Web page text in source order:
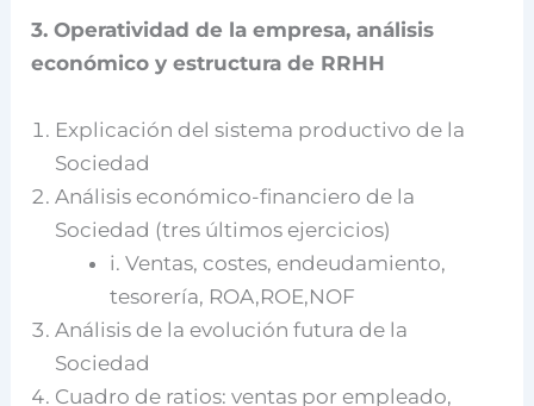
3. Operatividad de la empresa, análisis
económico y estructura de RRHH
Explicación del sistema productivo de la
Sociedad
Análisis económico-financiero de la
Sociedad (tres últimos ejercicios)
i. Ventas, costes, endeudamiento,
tesorería, ROA,ROE,NOF
Análisis de la evolución futura de la
Sociedad
Cuadro de ratios: ventas por empleado,